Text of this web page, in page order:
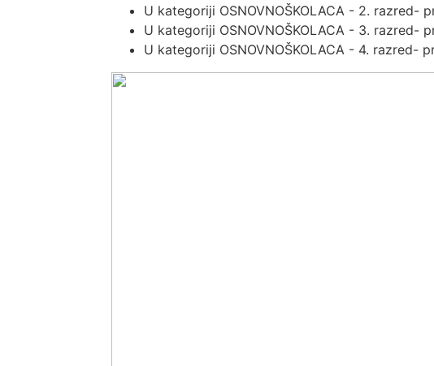
U kategoriji OSNOVNOŠKOLACA - 2. razred-
U kategoriji OSNOVNOŠKOLACA - 3. razred-
U kategoriji OSNOVNOŠKOLACA - 4. razred-